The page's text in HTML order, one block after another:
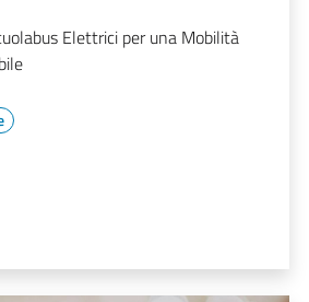
Elettrici per una Mobilità